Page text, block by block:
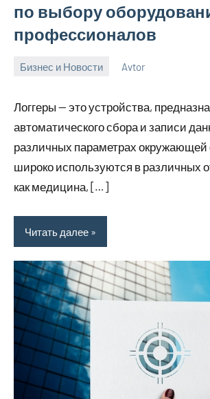
по выбору
профессионалов
Бизнес и Новости
2024
Avtor
Логгеры — это устройства,
автоматического сбора и записи
различных параметрах
широко используются в различных
как медицина, […]
Читать далее